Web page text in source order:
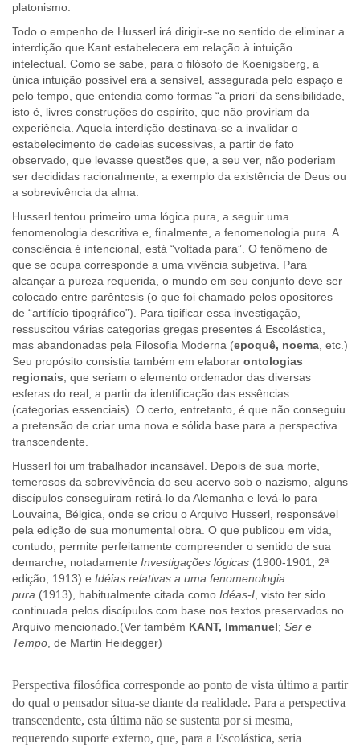
platonismo.
Todo o empenho de Husserl irá dirigir-se no sentido de eliminar a
interdição que Kant estabelecera em relação à intuição
intelectual. Como se sabe, para o filósofo de Koenigsberg, a
única intuição possível era a sensível, assegurada pelo espaço e
pelo tempo, que entendia como formas “a priori’ da sensibilidade,
isto é, livres construções do espírito, que não proviriam da
experiência. Aquela interdição destinava-se a invalidar o
estabelecimento de cadeias sucessivas, a partir de fato
observado, que levasse questões que, a seu ver, não poderiam
ser decididas racionalmente, a exemplo da existência de Deus ou
a sobrevivência da alma.
Husserl tentou primeiro uma lógica pura, a seguir uma
fenomenologia descritiva e, finalmente, a fenomenologia pura. A
consciência é intencional, está “voltada para”. O fenômeno de
que se ocupa corresponde a uma vivência subjetiva. Para
alcançar a pureza requerida, o mundo em seu conjunto deve ser
colocado entre parêntesis (o que foi chamado pelos opositores
de “artifício tipográfico”). Para tipificar essa investigação,
ressuscitou várias categorias gregas presentes á Escolástica,
mas abandonadas pela Filosofia Moderna (epoquê, noema , etc.)
Seu propósito consistia também em elaborar ontologias
regionais , que seriam o elemento ordenador das diversas
esferas do real, a partir da identificação das essências
(categorias essenciais). O certo, entretanto, é que não conseguiu
a pretensão de criar uma nova e sólida base para a perspectiva
transcendente.
Husserl foi um trabalhador incansável. Depois de sua morte,
temerosos da sobrevivência do seu acervo sob o nazismo, alguns
discípulos conseguiram retirá-lo da Alemanha e levá-lo para
Louvaina, Bélgica, onde se criou o Arquivo Husserl, responsável
pela edição de sua monumental obra. O que publicou em vida,
contudo, permite perfeitamente compreender o sentido de sua
demarche, notadamente Investigações lógicas (1900-1901; 2ª
edição, 1913) e Idéias relativas a uma fenomenologia
pura (1913), habitualmente citada como Idéas-I , visto ter sido
continuada pelos discípulos com base nos textos preservados no
Arquivo mencionado.(Ver também KANT, Immanuel; Ser e
Tempo , de Martin Heidegger)
Perspectiva filosófica corresponde ao ponto de vista último a partir
do qual o pensador situa-se diante da realidade. Para a perspectiva
transcendente, esta última não se sustenta por si mesma,
requerendo suporte externo, que, para a Escolástica, seria